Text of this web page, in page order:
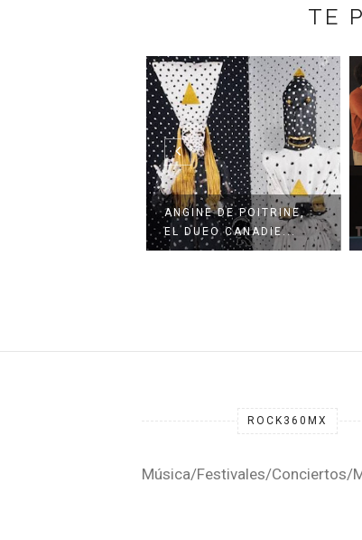
TE
ANGINE DE POITRINE,
EL DUEO CANADIE...
ROCK360MX
Música/Festivales/Conciertos/